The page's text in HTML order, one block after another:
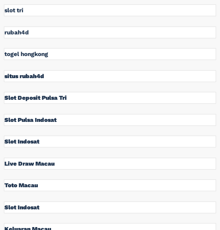
slot tri
rubah4d
togel hongkong
situs rubah4d
Slot Deposit Pulsa Tri
Slot Pulsa Indosat
Slot Indosat
Live Draw Macau
Toto Macau
Slot Indosat